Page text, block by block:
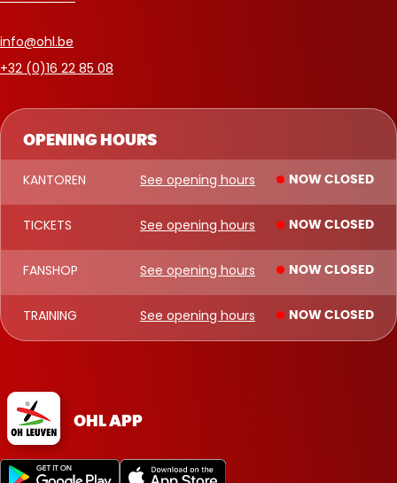
OPENING HOURS
KANTOREN See opening hours NOW CLOSED
TICKETS See opening hours NOW CLOSED
FANSHOP See opening hours NOW CLOSED
TRAINING See opening hours NOW CLOSED
info@ohl.be
+32 (0)16 22 85 08
OHL APP